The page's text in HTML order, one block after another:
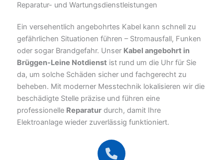
Reparatur- und Wartungsdienstleistungen
Ein versehentlich angebohrtes Kabel kann schnell zu
gefährlichen Situationen führen – Stromausfall, Funken
oder sogar Brandgefahr. Unser Kabel angebohrt in
Brüggen-Leine Notdienst ist rund um die Uhr für Sie
da, um solche Schäden sicher und fachgerecht zu
beheben. Mit moderner Messtechnik lokalisieren wir die
beschädigte Stelle präzise und führen eine
professionelle Reparatur durch, damit Ihre
Elektroanlage wieder zuverlässig funktioniert.